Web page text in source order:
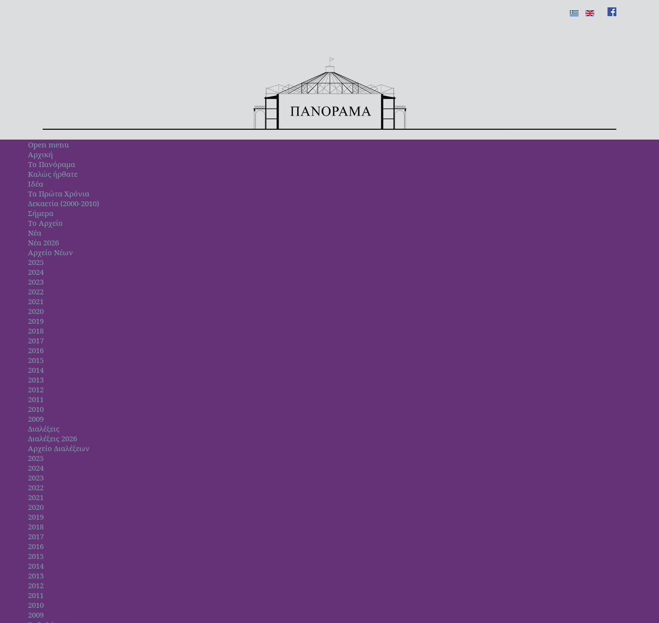
Open menu
Αρχική
Το Πανόραμα
Καλώς ήρθατε
Ιδέα
Τα Πρώτα Χρόνια
Δεκαετία (2000-2010)
Σήμερα
Το Αρχείο
Νέα
Νέα 2026
Αρχείο Νέων
2025
2024
2023
2022
2021
2020
2019
2018
2017
2016
2015
2014
2013
2012
2011
2010
2009
Διαλέξεις
Διαλέξεις 2026
Αρχείο Διαλέξεων
2025
2024
2023
2022
2021
2020
2019
2018
2017
2016
2015
2014
2013
2012
2011
2010
2009